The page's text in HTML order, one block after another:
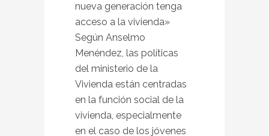
nueva generación tenga
acceso a la vivienda»
Según Anselmo
Menéndez, las políticas
del ministerio de la
Vivienda están centradas
en la función social de la
vivienda, especialmente
en el caso de los jóvenes